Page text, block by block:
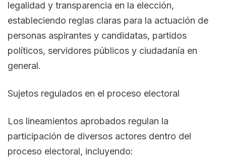
legalidad y transparencia en la elección,
estableciendo reglas claras para la actuación de
personas aspirantes y candidatas, partidos
políticos, servidores públicos y ciudadanía en
general.
Sujetos regulados en el proceso electoral
Los lineamientos aprobados regulan la
participación de diversos actores dentro del
proceso electoral, incluyendo: